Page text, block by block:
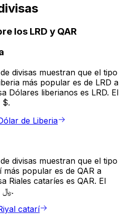
los LRD y QAR
divisas muestran que el tipo
más popular es de LRD a
Dólares liberianos es LRD. El
$.
de Liberia
divisas muestran que el tipo
popular es de QAR a
Riales cataríes es QAR. El
símbolo de esta divisa es ﷼.
catarí